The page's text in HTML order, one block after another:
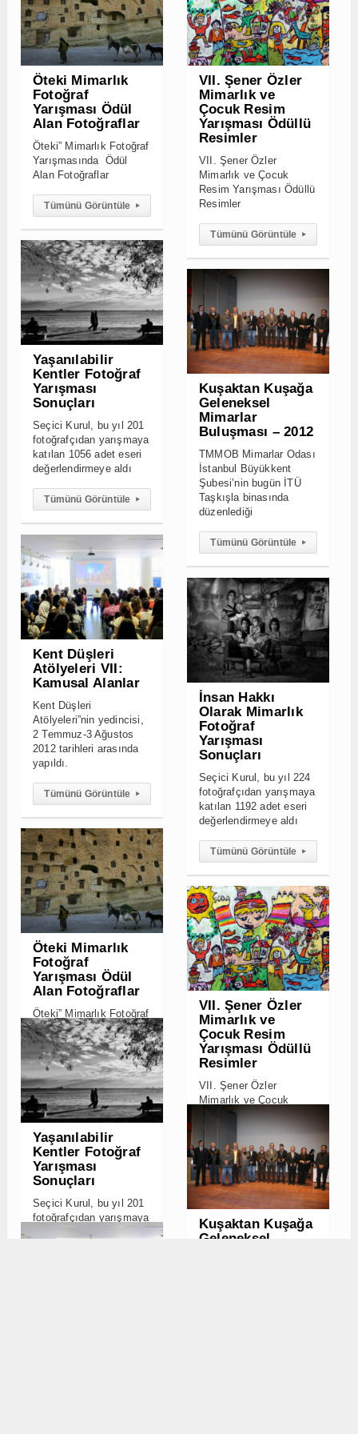
Alan Fotoğraflar
Tümünü Görüntüle▸
Mimarlık ve Çocuk
Resim Yarışması Ödüllü
Resimler
Tümünü Görüntüle
Yaşanılabilir
Kentler Fotoğraf
Yarışması
Sonuçları
Seçici Kurul, bu yıl 201
fotoğrafçıdan yarışmaya
katılan 1056 adet eseri
değerlendirmeye aldı
Tümünü Görüntüle▸
Kuşaktan Kuşağa
Geleneksel
Mimarlar
Buluşması – 2012
TMMOB Mimarlar Odası
İstanbul Büyükkent
Şubesi’nin bugün İTÜ
Taşkışla binasında
düzenlediği
Tümünü Görüntüle▸
Kent Düşleri
Atölyeleri VII:
Kamusal Alanlar
Atölyeleri”nin yedincisi,
2 Temmuz-3 Ağustos
2012 tarihleri arasında
yapıldı.
Tümünü Görüntüle▸
İnsan Hakkı
Olarak Mimarlık
Fotoğraf
Yarışması
Sonuçları
Seçici Kurul, bu yıl 224
fotoğrafçıdan yarışmaya
katılan 1192 adet eseri
değerlendirmeye aldı
Tümünü Görüntüle
Öteki Mimarlık
Fotoğraf
Yarışması Ödül
Alan Fotoğraflar
Öteki” Mimarlık Fotoğraf
Yarışmasında Ödül
Alan Fotoğraflar
Tümünü Görüntüle▸
VII. Şener Özler
Mimarlık ve
Çocuk Resim
Yarışması Ödüllü
Resimler
VII. Şener Özler
Mimarlık ve Çocuk
Resim Yarışması Ödüllü
Resimler
Tümünü Görüntüle
Yaşanılabilir
Kentler Fotoğraf
Yarışması
Sonuçları
Seçici Kurul, bu yıl 201
fotoğrafçıdan yarışmaya
katılan 1056 adet eseri
değerlendirmeye aldı
Tümünü Görüntüle▸
Kuşaktan Kuşağa
Geleneksel
Mimarlar
Buluşması – 2012
TMMOB Mimarlar Odası
İstanbul Büyükkent
Şubesi’nin bugün İTÜ
Taşkışla binasında
düzenlediği
Tümünü Görüntüle▸
Kent Düşleri
Atölyeleri VII:
Kamusal Alanlar